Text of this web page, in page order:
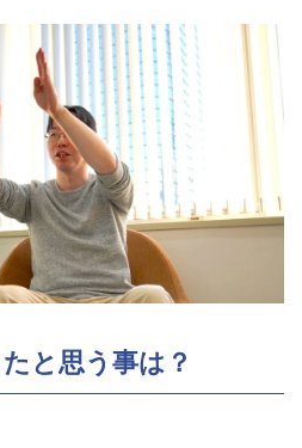
と思う事は？